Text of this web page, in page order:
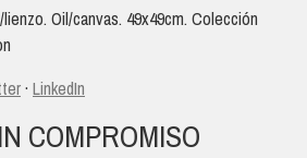
Oil/canvas. 49x49cm. Colección
· LinkedIn
COMPROMISO